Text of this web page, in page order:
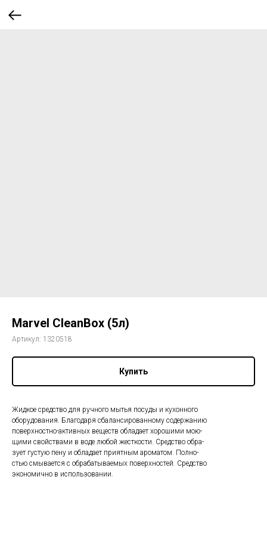
Marvel CleanBox (5л)
Артикул: 1320518
Купить
Жидкое средство для ручного мытья посуды и кухонного
оборудования. Благодаря сбалансированному содержанию
поверхностно-активных веществ обладает хорошими мою-
щими свойствами в воде любой жесткости. Средство обра-
зует густую пену и обладает приятным ароматом. Полно-
стью смывается с обрабатываемых поверхностей. Средство
экономично в использовании.